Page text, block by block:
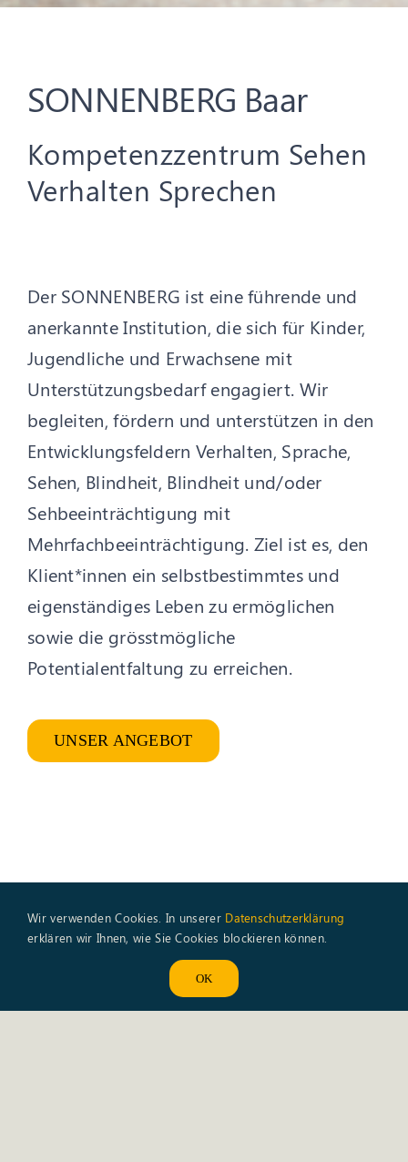
SONNENBERG Baar
Kompetenzzentrum Sehen
Verhalten Sprechen
Der SONNENBERG ist eine führende und
anerkannte Institution, die sich für Kinder,
Jugendliche und Erwachsene mit
Unterstützungsbedarf engagiert. Wir
begleiten, fördern und unterstützen in den
Entwicklungsfeldern Verhalten, Sprache,
Sehen, Blindheit, Blindheit und/oder
Sehbeeinträchtigung mit
Mehrfachbeeinträchtigung. Ziel ist es, den
Klient*innen ein selbstbestimmtes und
eigenständiges Leben zu ermöglichen
sowie die grösstmögliche
Potentialentfaltung zu erreichen.
UNSER ANGEBOT
Aktuelles
Wir verwenden Cookies. In unserer Datenschutzerklärung
erklären wir Ihnen, wie Sie Cookies blockieren können.
OK